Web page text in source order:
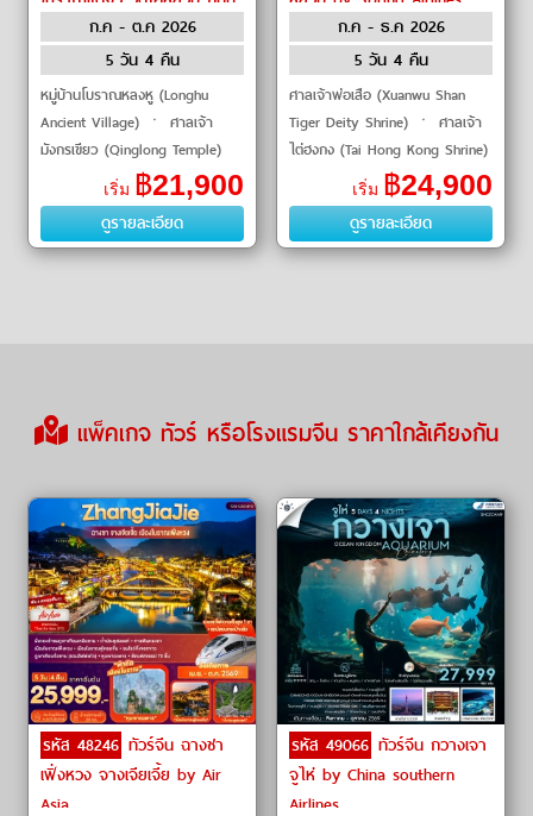
โบราณเสี่ยวกงหยวน by China
southern Airlines
ก.ค - ต.ค 2026
5 วัน 4 คืน
หมู่บ้านโบราณหลงหู (Longhu
Ancient Village) ㆍ ศาลเจ้า
มังกรเขียว (Qinglong Temple)
ㆍ สะพานกว่างจี้ (Guangji
Bridge) ㆍ เมืองโบราณแต้จิ๋ว
(Chaozhou Ancient City) ㆍ �
เริ่ม ฿21,900
ดูรายละเอียด
ก.ค - ธ.ค 2026
5 วัน 4 คืน
ศาลเจ้าพ่อเสือ (Xuanwu Shan
Tiger Deity Shrine) ㆍ ศาลเจ้า
ไต่ฮงกง (Tai Hong Kong Shrine)
ㆍ เสี่ยวกงหยวน
(Xiaogongyuan) ㆍ ไฮตังม่า
(Haidangma) ㆍ บ้านดินหย่งติ้ง
(Yongdi
เริ่ม ฿24,900
ดูรายละเอียด
แพ็คเกจ ทัวร์ หรือโรงแรมจีน ราคาใกล้เคียงกัน
รหัส 48246 ทัวร์จีน ฉางชา
เฟิ่งหวง จางเจียเจี้ย by Air
Asia
รหัส 49066 ทัวร์จีน กวางเจา
จูไห่ by China southern
Airlines